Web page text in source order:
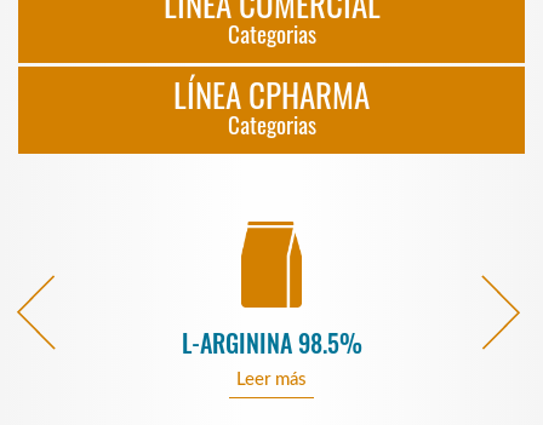
Categorias
LÍNEA CPHARMA
Categorias
L-ARGININA 98.5%
Leer más